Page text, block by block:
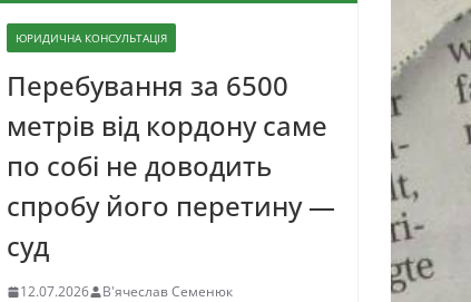
ЮРИДИЧНА КОНСУЛЬТАЦІЯ
Перебування за 6500
метрів від кордону саме
по собі не доводить
спробу його перетину —
суд
12.07.2026 В'ячеслав Семенюк